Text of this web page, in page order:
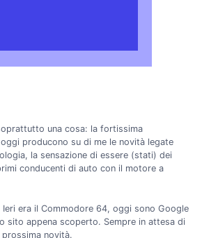
una cosa: la fortissima
producono su di me le novità legate
la sensazione di essere (stati) dei
conducenti di auto con il motore a
era il Commodore 64, oggi sono Google
sito appena scoperto. Sempre in attesa di
novità.